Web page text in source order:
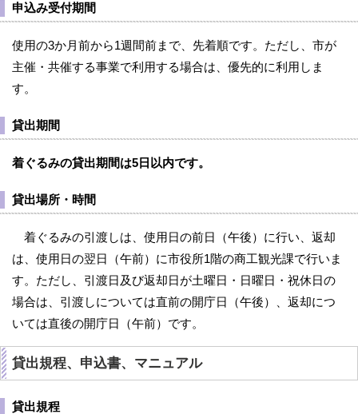
申込み受付期間
使用の3か月前から1週間前まで、先着順です。ただし、市が
主催・共催する事業で利用する場合は、優先的に利用しま
す。
貸出期間
着ぐるみの貸出期間は5日以内です。
貸出場所・時間
着ぐるみの引渡しは、使用日の前日（午後）に行い、返却
は、使用日の翌日（午前）に市役所1階の商工観光課で行いま
す。ただし、引渡日及び返却日が土曜日・日曜日・祝休日の
場合は、引渡しについては直前の開庁日（午後）、返却につ
いては直後の開庁日（午前）です。
貸出規程、申込書、マニュアル
貸出規程